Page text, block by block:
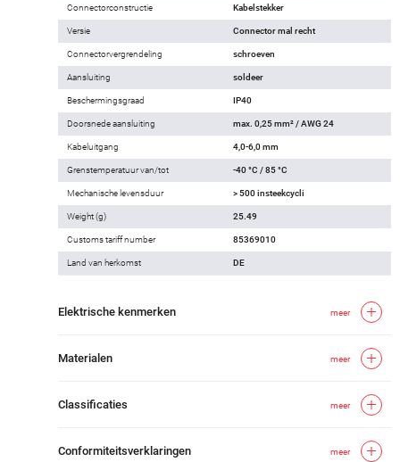
Connectorconstructie Kabelstekker
Versie Connector mal recht
Connectorvergrendeling schroeven
Aansluiting soldeer
Beschermingsgraad IP40
Doorsnede aansluiting max. 0,25 mm² / AWG 24
Kabeluitgang 4,0-6,0 mm
Grenstemperatuur van/tot -40 °C / 85 °C
Mechanische levensduur > 500 insteekcycli
Weight (g) 25.49
Customs tariff number 85369010
Land van herkomst DE
Elektrische kenmerken meer
Materialen meer
Classificaties meer
Conformiteitsverklaringen meer